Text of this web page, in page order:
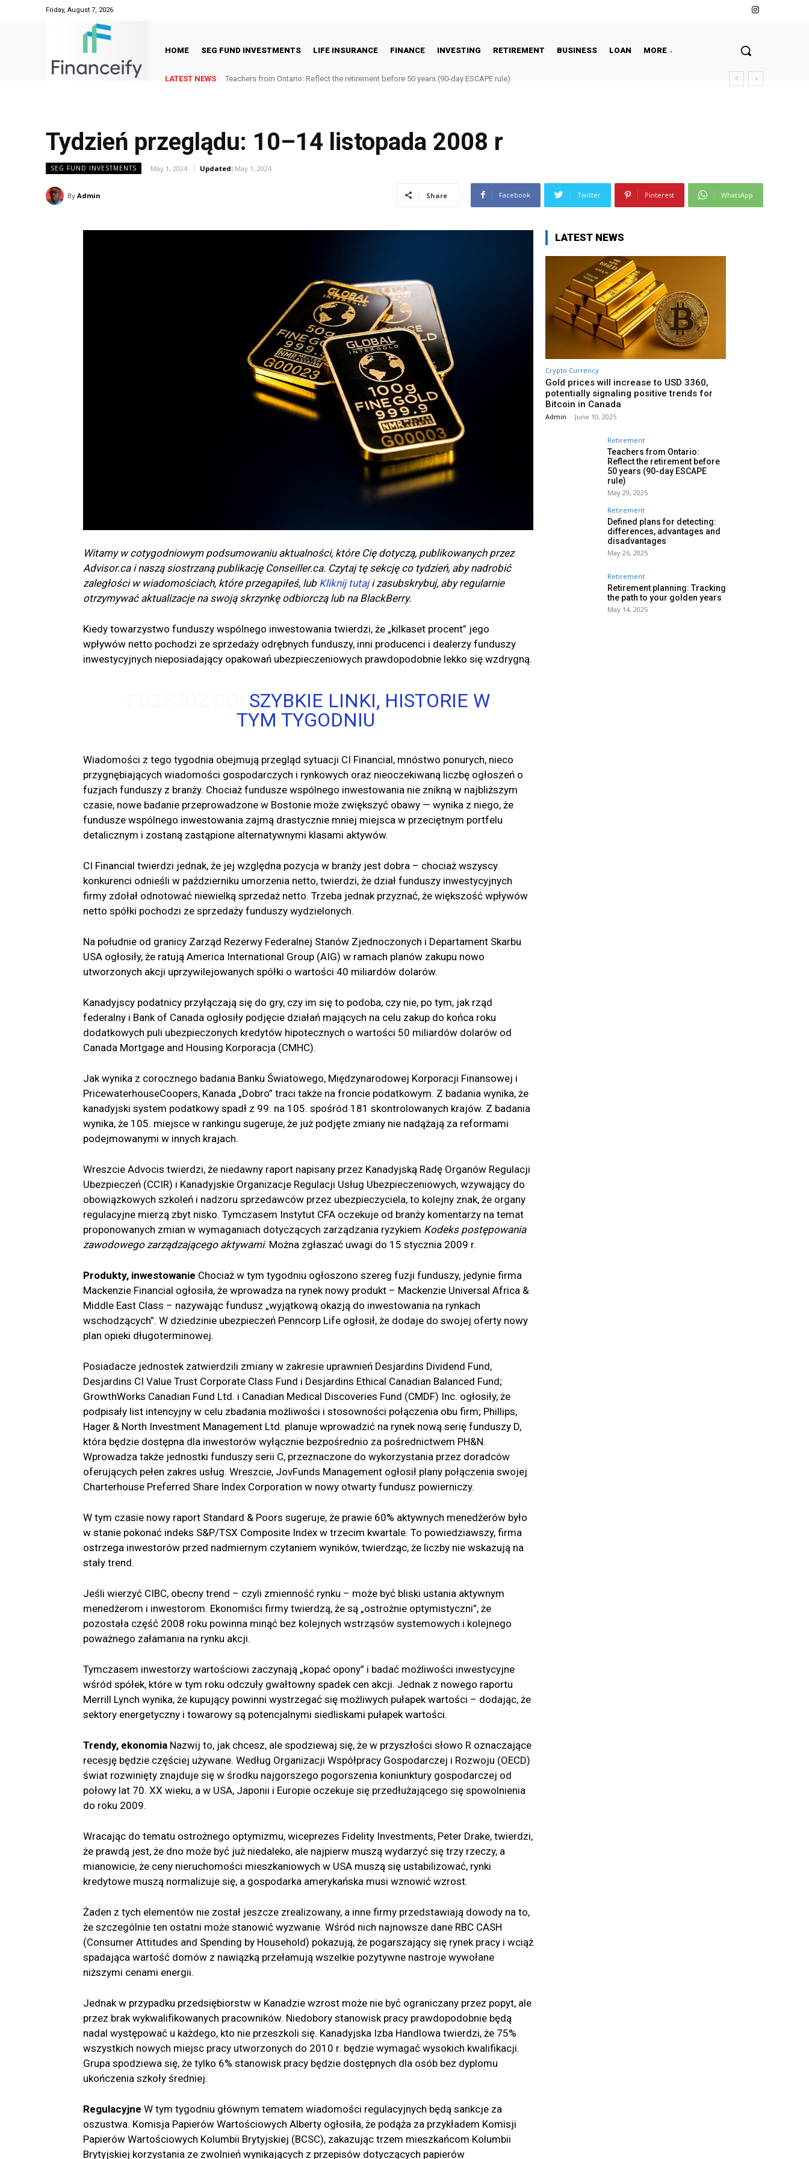
Friday, August 7, 2026
HOME SEG FUND INVESTMENTS LIFE INSURANCE FINANCE INVESTING RETIREMENT BUSINESS LOAN MORE
LATEST NEWS Teachers from Ontario: Reflect the retirement before 50 years (90-day ESCAPE rule)
Tydzień przeglądu: 10–14 listopada 2008 r
SEG FUND INVESTMENTS May 1, 2024 Updated: May 1, 2024
By Admin Share Facebook Twitter Pinterest WhatsApp
Witamy w cotygodniowym podsumowaniu aktualności, które Cię dotyczą, publikowanych przez
Advisor.ca i naszą siostrzaną publikację Conseiller.ca. Czytaj tę sekcję co tydzień, aby nadrobić
zaległości w wiadomościach, które przegapiłeś, lub Kliknij tutaji zasubskrybuj, aby regularnie
otrzymywać aktualizacje na swoją skrzynkę odbiorczą lub na BlackBerry.
Kiedy towarzystwo funduszy wspólnego inwestowania twierdzi, że „kilkaset procent” jego
wpływów netto pochodzi ze sprzedaży odrębnych funduszy, inni producenci i dealerzy funduszy
inwestycyjnych nieposiadający opakowań ubezpieczeniowych prawdopodobnie lekko się wzdrygną.
SZYBKIE LINKI, HISTORIE W
TYM TYGODNIU
Wiadomości z tego tygodnia obejmują przegląd sytuacji CI Financial, mnóstwo ponurych, nieco
przygnębiających wiadomości gospodarczych i rynkowych oraz nieoczekiwaną liczbę ogłoszeń o
fuzjach funduszy z branży. Chociaż fundusze wspólnego inwestowania nie znikną w najbliższym
czasie, nowe badanie przeprowadzone w Bostonie może zwiększyć obawy — wynika z niego, że
fundusze wspólnego inwestowania zajmą drastycznie mniej miejsca w przeciętnym portfelu
detalicznym i zostaną zastąpione alternatywnymi klasami aktywów.
CI Financial twierdzi jednak, że jej względna pozycja w branży jest dobra – chociaż wszyscy
konkurenci odnieśli w październiku umorzenia netto, twierdzi, że dział funduszy inwestycyjnych
firmy zdołał odnotować niewielką sprzedaż netto. Trzeba jednak przyznać, że większość wpływów
netto spółki pochodzi ze sprzedaży funduszy wydzielonych.
Na południe od granicy Zarząd Rezerwy Federalnej Stanów Zjednoczonych i Departament Skarbu
USA ogłosiły, że ratują America International Group (AIG) w ramach planów zakupu nowo
utworzonych akcji uprzywilejowanych spółki o wartości 40 miliardów dolarów.
Kanadyjscy podatnicy przyłączają się do gry, czy im się to podoba, czy nie, po tym, jak rząd
federalny i Bank of Canada ogłosiły podjęcie działań mających na celu zakup do końca roku
dodatkowych puli ubezpieczonych kredytów hipotecznych o wartości 50 miliardów dolarów od
Canada Mortgage and Housing Korporacja (CMHC).
Jak wynika z corocznego badania Banku Światowego, Międzynarodowej Korporacji Finansowej i
PricewaterhouseCoopers, Kanada „Dobro” traci także na froncie podatkowym. Z badania wynika, że ​​
kanadyjski system podatkowy spadł z 99. na 105. spośród 181 skontrolowanych krajów. Z badania
wynika, że ​​105. miejsce w rankingu sugeruje, że już podjęte zmiany nie nadążają za reformami
podejmowanymi w innych krajach.
Wreszcie Advocis twierdzi, że niedawny raport napisany przez Kanadyjską Radę Organów Regulacji
Ubezpieczeń (CCIR) i Kanadyjskie Organizacje Regulacji Usług Ubezpieczeniowych, wzywający do
obowiązkowych szkoleń i nadzoru sprzedawców przez ubezpieczyciela, to kolejny znak, że organy
regulacyjne mierzą zbyt nisko. Tymczasem Instytut CFA oczekuje od branży komentarzy na temat
proponowanych zmian w wymaganiach dotyczących zarządzania ryzykiem Kodeks postępowania
zawodowego zarządzającego aktywami. Można zgłaszać uwagi do 15 stycznia 2009 r.
Produkty, inwestowanie Chociaż w tym tygodniu ogłoszono szereg fuzji funduszy, jedynie firma
Mackenzie Financial ogłosiła, że ​​wprowadza na rynek nowy produkt – Mackenzie Universal Africa &
Middle East Class – nazywając fundusz „wyjątkową okazją do inwestowania na rynkach
wschodzących”. W dziedzinie ubezpieczeń Penncorp Life ogłosił, że dodaje do swojej oferty nowy
plan opieki długoterminowej.
Posiadacze jednostek zatwierdzili zmiany w zakresie uprawnień Desjardins Dividend Fund,
Desjardins CI Value Trust Corporate Class Fund i Desjardins Ethical Canadian Balanced Fund;
GrowthWorks Canadian Fund Ltd. i Canadian Medical Discoveries Fund (CMDF) Inc. ogłosiły, że
podpisały list intencyjny w celu zbadania możliwości i stosowności połączenia obu firm; Phillips,
Hager & North Investment Management Ltd. planuje wprowadzić na rynek nową serię funduszy D,
która będzie dostępna dla inwestorów wyłącznie bezpośrednio za pośrednictwem PH&N.
Wprowadza także jednostki funduszy serii C, przeznaczone do wykorzystania przez doradców
oferujących pełen zakres usług. Wreszcie, JovFunds Management ogłosił plany połączenia swojej
Charterhouse Preferred Share Index Corporation w nowy otwarty fundusz powierniczy.
W tym czasie nowy raport Standard & Poors sugeruje, że prawie 60% aktywnych menedżerów było
w stanie pokonać indeks S&P/TSX Composite Index w trzecim kwartale. To powiedziawszy, firma
ostrzega inwestorów przed nadmiernym czytaniem wyników, twierdząc, że liczby nie wskazują na
stały trend.
Jeśli wierzyć CIBC, obecny trend – czyli zmienność rynku – może być bliski ustania aktywnym
menedżerom i inwestorom. Ekonomiści firmy twierdzą, że są „ostrożnie optymistyczni”, że
pozostała część 2008 roku powinna minąć bez kolejnych wstrząsów systemowych i kolejnego
poważnego załamania na rynku akcji.
Tymczasem inwestorzy wartościowi zaczynają „kopać opony” i badać możliwości inwestycyjne
wśród spółek, które w tym roku odczuły gwałtowny spadek cen akcji. Jednak z nowego raportu
Merrill Lynch wynika, że ​​kupujący powinni wystrzegać się możliwych pułapek wartości – dodając, że
sektory energetyczny i towarowy są potencjalnymi siedliskami pułapek wartości.
Trendy, ekonomia Nazwij to, jak chcesz, ale spodziewaj się, że w przyszłości słowo R oznaczające
recesję będzie częściej używane. Według Organizacji Współpracy Gospodarczej i Rozwoju (OECD)
świat rozwinięty znajduje się w środku najgorszego pogorszenia koniunktury gospodarczej od
połowy lat 70. XX wieku, a w USA, Japonii i Europie oczekuje się przedłużającego się spowolnienia
do roku 2009.
Wracając do tematu ostrożnego optymizmu, wiceprezes Fidelity Investments, Peter Drake, twierdzi,
że prawdą jest, że dno może być już niedaleko, ale najpierw muszą wydarzyć się trzy rzeczy, a
mianowicie, że ceny nieruchomości mieszkaniowych w USA muszą się ustabilizować, rynki
kredytowe muszą normalizuje się, a gospodarka amerykańska musi wznowić wzrost.
Żaden z tych elementów nie został jeszcze zrealizowany, a inne firmy przedstawiają dowody na to,
że szczególnie ten ostatni może stanowić wyzwanie. Wśród nich najnowsze dane RBC CASH
(Consumer Attitudes and Spending by Household) pokazują, że pogarszający się rynek pracy i wciąż
spadająca wartość domów z nawiązką przełamują wszelkie pozytywne nastroje wywołane
niższymi cenami energii.
Jednak w przypadku przedsiębiorstw w Kanadzie wzrost może nie być ograniczany przez popyt, ale
przez brak wykwalifikowanych pracowników. Niedobory stanowisk pracy prawdopodobnie będą
nadal występować u każdego, kto nie przeszkoli się. Kanadyjska Izba Handlowa twierdzi, że 75%
wszystkich nowych miejsc pracy utworzonych do 2010 r. będzie wymagać wysokich kwalifikacji.
Grupa spodziewa się, że tylko 6% stanowisk pracy będzie dostępnych dla osób bez dyplomu
ukończenia szkoły średniej.
Regulacyjne W tym tygodniu głównym tematem wiadomości regulacyjnych będą sankcje za
oszustwa. Komisja Papierów Wartościowych Alberty ogłosiła, że ​​podąża za przykładem Komisji
Papierów Wartościowych Kolumbii Brytyjskiej (BCSC), zakazując trzem mieszkańcom Kolumbii
Brytyjskiej korzystania ze zwolnień wynikających z przepisów dotyczących papierów
LATEST NEWS
Crypto Currency
Gold prices will increase to USD 3360,
potentially signaling positive trends for
Bitcoin in Canada
Admin - June 10, 2025
Retirement
Teachers from Ontario:
Reflect the retirement before
50 years (90-day ESCAPE
rule)
May 29, 2025
Retirement
Defined plans for detecting:
differences, advantages and
disadvantages
May 26, 2025
Retirement
Retirement planning: Tracking
the path to your golden years
May 14, 2025